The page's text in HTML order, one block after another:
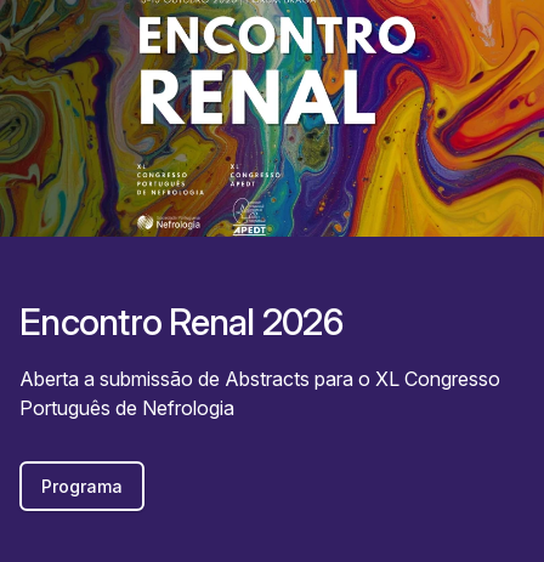
Encontro Renal 2026
Aberta a submissão de Abstracts para o XL Congresso
Português de Nefrologia
Programa